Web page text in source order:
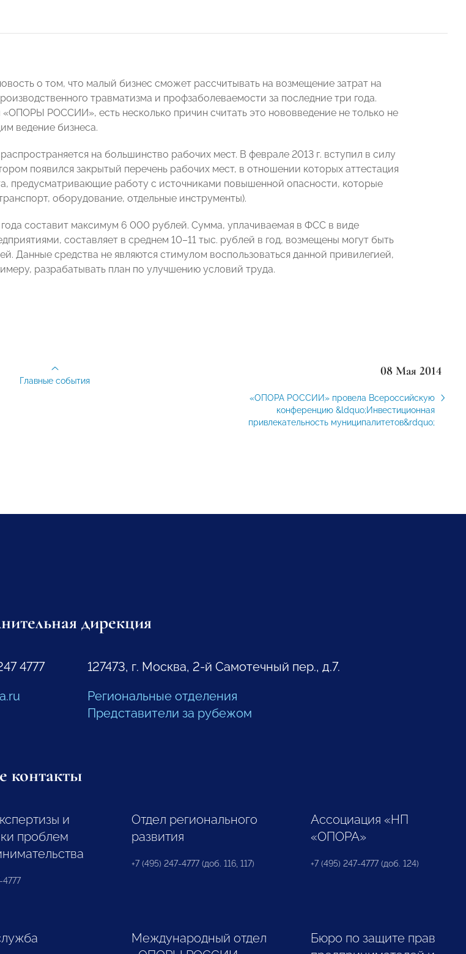
о том, что малый бизнес сможет рассчитывать на возмещение затрат на
травматизма и профзаболеваемости за последние три года.
«ОПОРЫ РОССИИ», есть несколько причин считать это нововведение не только не
ведение бизнеса.
на большинство рабочих мест. В феврале 2013 г. вступил в силу
появился закрытый перечень рабочих мест, в отношении которых аттестация
предусматривающие работу с источниками повышенной опасности, которые
оборудование, отдельные инструменты).
составит максимум 6 000 рублей. Сумма, уплачиваемая в ФСС в виде
составляет в среднем 10–11 тыс. рублей в год, возмещены могут быть
Данные средства не являются стимулом воспользоваться данной привилегией,
разрабатывать план по улучшению условий труда.
08 Мая 2014
«ОПОРА РОССИИ» провела Всероссийскую
конференцию &ldquo;Инвестиционная
привлекательность муниципалитетов&rdquo;
Главные события
дирекция
4777
127473, г. Москва, 2-й Самотечный пер., д.7.
Региональные отделения
Представители за рубежом
контакты
и
проблем
4777
Отдел регионального
развития
+7 (495) 247-4777 (доб. 116, 117)
Ассоциация «НП
«ОПОРА»
+7 (495) 247-4777 (доб. 124)
Международный отдел
Бюро по защите прав